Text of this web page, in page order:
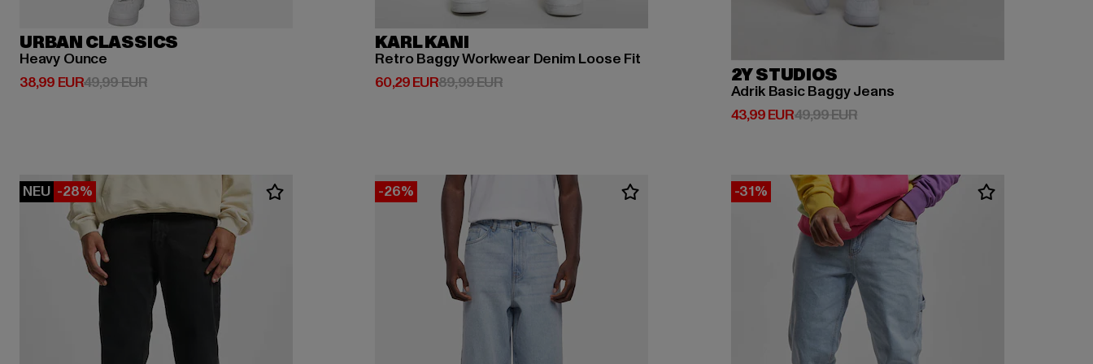
URBAN CLASSICS
Heavy Ounce
38,99 EUR
Derzeitiger Preis: 38,99 EUR
49,99 EURAktionspreis: 49,99 EUR
KARL KANI
Retro Baggy Workwear Denim Loose Fit
60,29 EUR
Derzeitiger Preis: 60,29 EUR
89,99 EURAktionspreis: 89,99 EUR 2Y STUDIOS
Adrik Basic Baggy Jeans
43,99 EUR
Derzeitiger Preis: 43,99 EUR
49,99 EURAktionspreis: 49,99 EUR
NEU -28% -26% -31%